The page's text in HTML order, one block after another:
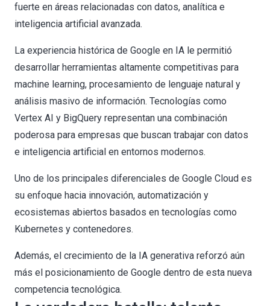
fuerte en áreas relacionadas con datos, analítica e
inteligencia artificial avanzada.
La experiencia histórica de Google en IA le permitió
desarrollar herramientas altamente competitivas para
machine learning, procesamiento de lenguaje natural y
análisis masivo de información. Tecnologías como
Vertex AI y BigQuery representan una combinación
poderosa para empresas que buscan trabajar con datos
e inteligencia artificial en entornos modernos.
Uno de los principales diferenciales de Google Cloud es
su enfoque hacia innovación, automatización y
ecosistemas abiertos basados en tecnologías como
Kubernetes y contenedores.
Además, el crecimiento de la IA generativa reforzó aún
más el posicionamiento de Google dentro de esta nueva
competencia tecnológica.